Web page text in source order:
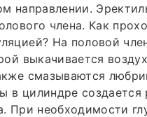
направлении.
члена. Как
На половой
выкачивается
смазываются
цилиндре создается
При необходимости